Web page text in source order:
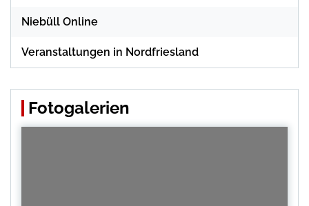
Niebüll Online
Veranstaltungen in Nordfriesland
Fotogalerien